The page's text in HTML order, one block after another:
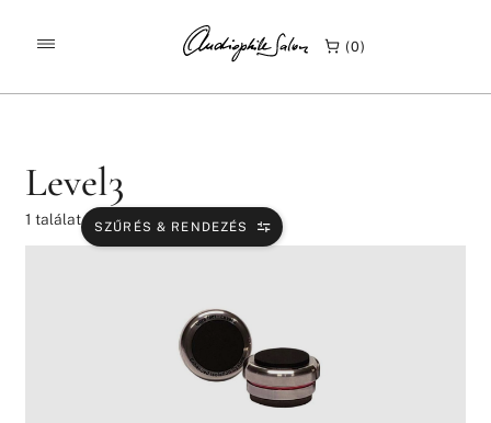
0
KEZDŐLAP TERMÉKEK / LEVEL3
Level3
1 találat SZŰRÉS & RENDEZÉS